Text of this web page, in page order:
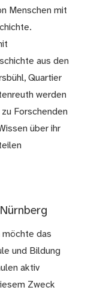
Menschen mit
aus den
Quartier
werden
Forschenden
über ihr
möchte das
und Bildung
aktiv
Zweck